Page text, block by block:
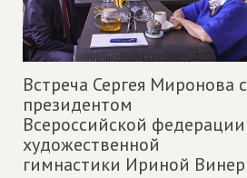
Встреча Сергея Миронова с
президентом
Всероссийской федерации
художественной
гимнастики Ириной Винер